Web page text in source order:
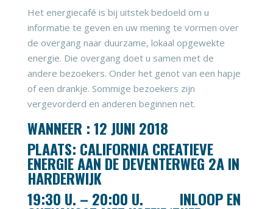
Het energiecafé is bij uitstek bedoeld om u
informatie te geven en uw mening te vormen over
de overgang naar duurzame, lokaal opgewekte
energie. Die overgang doet u samen met de
andere bezoekers. Onder het genot van een hapje
of een drankje. Sommige bezoekers zijn
vergevorderd en anderen beginnen net.
WANNEER : 12 JUNI 2018
PLAATS: CALIFORNIA CREATIEVE
ENERGIE AAN DE DEVENTERWEG 2A IN
HARDERWIJK
19:30 U. – 20:00 U. INLOOP EN